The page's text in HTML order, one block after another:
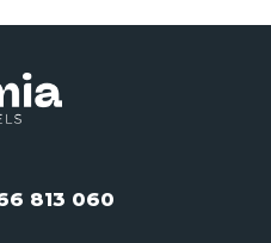
813 060